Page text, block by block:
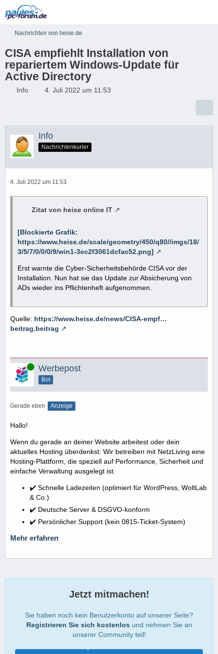
Nachrichten von heise.de
CISA empfiehlt Installation von
repariertem Windows-Update für
Active Directory
Info 4. Juli 2022 um 11:53
Info
Nachrichtenkurier
4. Juli 2022 um 11:53
Zitat von heise online IT
[Blockierte Grafik:
https://www.heise.de/scale/geometry/450/q80//imgs/18/
3/5/7/0/0/0/9/win1-3ec2f3061dcfac52.png]
Erst warnte die Cyber-Sicherheitsbehörde CISA vor der
Installation. Nun hat sie das Update zur Absicherung von
ADs wieder ins Pflichtenheft aufgenommen.
Quelle: https://www.heise.de/news/CISA-empf…
beitrag.beitrag
Online Werbepost
Bot
Gerade eben Anzeige
Hallo!
Wenn du gerade an deiner Website arbeitest oder dein
aktuelles Hosting überdenkst: Wir betreiben mit NetzLiving eine
Hosting-Plattform, die speziell auf Performance, Sicherheit und
einfache Verwaltung ausgelegt ist.
✔️ Schnelle Ladezeiten (optimiert für WordPress, WoltLab
& Co.)
✔️ Deutsche Server & DSGVO-konform
✔️ Persönlicher Support (kein 0815-Ticket-System)
Mehr erfahren
Jetzt mitmachen!
Sie haben noch kein Benutzerkonto auf unserer Seite?
Registrieren Sie sich kostenlos und nehmen Sie an
unserer Community teil!